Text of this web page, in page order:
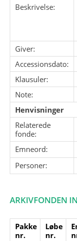
Beskrivelse:
Giver:
Accessionsdato:
Klausuler:
Note:
Henvisninger
Relaterede
fonde:
Emneord:
Personer:
ARKIVFONDEN
Pakke
nr.
Løbe
nr.